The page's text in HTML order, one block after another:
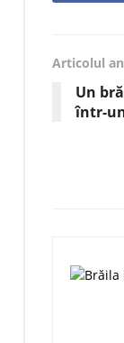
Articolul
Un
într-